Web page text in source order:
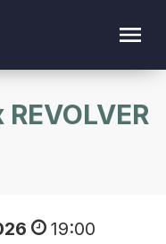
19:00